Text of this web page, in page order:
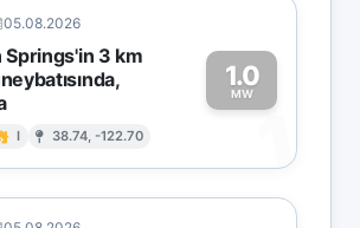
05.08.2026
3 km
I 38.74, -122.70
1.0
MW
1